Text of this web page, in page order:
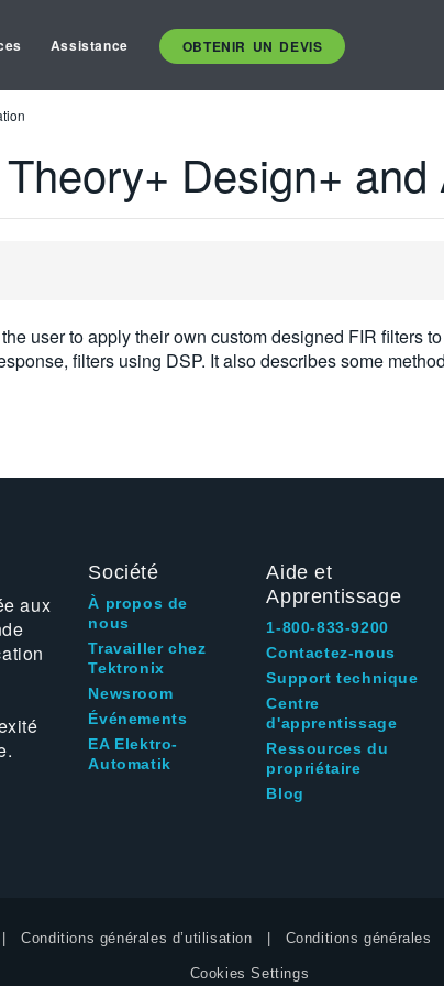
Assistance OBTENIR UN DEVIS
Design+ and
user to apply their own custom designed FIR filters
filters using DSP. It also describes some
aux
Société
À propos de
nous
Travailler chez
Tektronix
Newsroom
Événements
EA Elektro-
Automatik
Aide et
Apprentissage
1-800-833-9200
Contactez-nous
Support technique
Centre
d'apprentissage
Ressources du
propriétaire
Blog
Conditions générales d’utilisation Conditions générales
Cookies Settings